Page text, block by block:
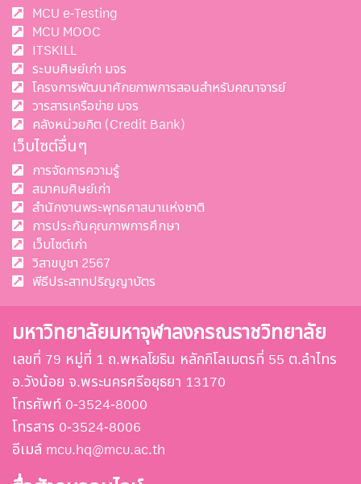
MCU e-Testing
MCU MOOC
ITSKILL
ระบบศิษย์เก่า มจร
โครงการพัฒนาศักยภาพการสอนสำหรับคณาจารย์
วารสารเครือข่าย มจร
คลังหน่วยกิต (Credit Bank)
เว็บไซต์อื่นๆ
การจัดการความรู้
สมาคมศิษย์เก่า
สำนักงานพระพุทธศาสนาแห่งชาติ
การประกันคุณภาพการศึกษา
เว็บไซต์เก่า
วิสาขบูชา 2567
พีธีประสาทปริญญาบัตร
มหาวิทยาลัยมหาจุฬาลงกรณราชวิทยาลัย
เลขที่ 79 หมู่ที่ 1 ถ.พหลโยธิน หลักกิโลเมตรที่ 55 ต.ลำไทร
อ.วังน้อย จ.พระนครศรีอยุธยา 13170
โทรศัพท์ 0-3524-8000
โทรสาร 0-3524-8006
อีเมล์ mcu.hq@mcu.ac.th